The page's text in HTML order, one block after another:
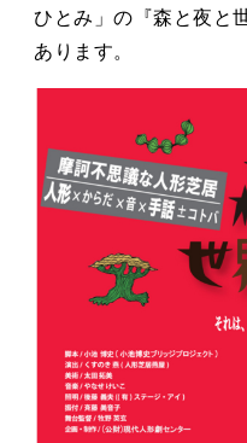
お知らせ
アクセス
お問い合わせ
ひとみ」の『森と夜と
あります。